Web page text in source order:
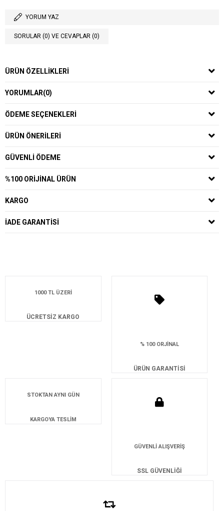
YORUM YAZ
SORULAR (0) VE CEVAPLAR (0)
ÜRÜN ÖZELLIKLERI
YORUMLAR(0)
ÖDEME SEÇENEKLERI
ÜRÜN ÖNERILERI
GÜVENLI ÖDEME
%100 ORIJINAL ÜRÜN
KARGO
İADE GARANTISI
1000 TL ÜZERİ
ÜCRETSİZ KARGO
% 100 ORJİNAL
ÜRÜN GARANTİSİ
STOKTAN AYNI GÜN
KARGOYA TESLİM
GÜVENLİ ALIŞVERİŞ
SSL GÜVENLİĞİ